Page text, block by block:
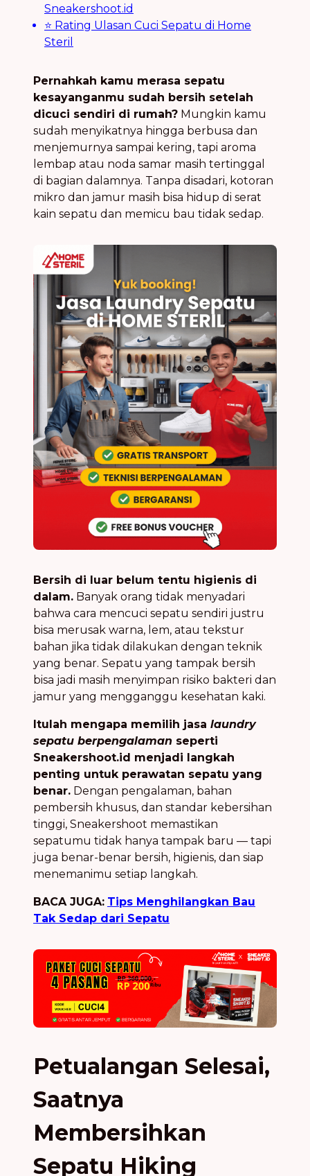
Sneakershoot.id
⭐ Rating Ulasan Cuci Sepatu di Home
Steril
Pernahkah kamu merasa sepatu
kesayanganmu sudah bersih setelah
dicuci sendiri di rumah? Mungkin kamu
sudah menyikatnya hingga berbusa dan
menjemurnya sampai kering, tapi aroma
lembap atau noda samar masih tertinggal
di bagian dalamnya. Tanpa disadari, kotoran
mikro dan jamur masih bisa hidup di serat
kain sepatu dan memicu bau tidak sedap.
Bersih di luar belum tentu higienis di
dalam. Banyak orang tidak menyadari
bahwa cara mencuci sepatu sendiri justru
bisa merusak warna, lem, atau tekstur
bahan jika tidak dilakukan dengan teknik
yang benar. Sepatu yang tampak bersih
bisa jadi masih menyimpan risiko bakteri dan
jamur yang mengganggu kesehatan kaki.
Itulah mengapa memilih jasa laundry
sepatu berpengalaman seperti
Sneakershoot.id menjadi langkah
penting untuk perawatan sepatu yang
benar. Dengan pengalaman, bahan
pembersih khusus, dan standar kebersihan
tinggi, Sneakershoot memastikan
sepatumu tidak hanya tampak baru — tapi
juga benar-benar bersih, higienis, dan siap
menemanimu setiap langkah.
BACA JUGA: Tips Menghilangkan Bau
Tak Sedap dari Sepatu
Petualangan Selesai,
Saatnya
Membersihkan
Sepatu Hiking